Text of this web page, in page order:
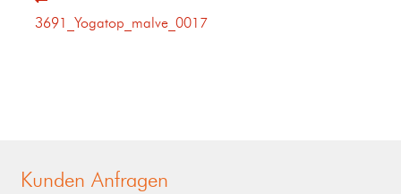
3691_Yogatop_malve_0017
Kunden Anfragen